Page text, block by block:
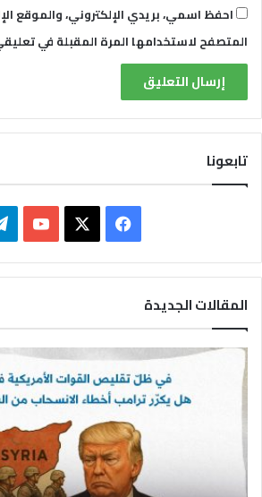
ل
ا
ر
ئ
م
ق
ا
ل
س
ج
ن
ا
ء
احفظ اسمي، بريدي الإلكتروني، والموقع
المتصفح لاستخدامها المرة المقبلة في
تابعونا
ي
ب
و
ك
X
Y
u
T
u
b
e
المقالات الجديدة